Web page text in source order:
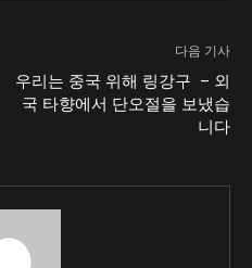
다음 기사
우리는 중국 위해 링강구 – 외
국 타향에서 단오절을 보냈습
니다